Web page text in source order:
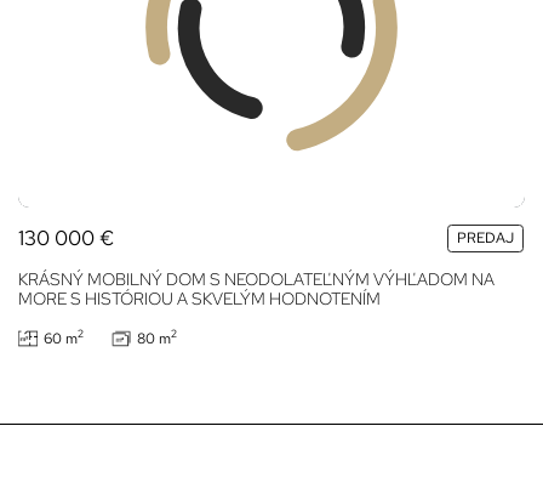
130 000€ PREDAJ
KRÁSNÝ MOBILNÝ DOM S NEODOLATEĽNÝM VÝHĽADOM NA
MORE S HISTÓRIOU A SKVELÝM HODNOTENÍM
60 m2 80 m2